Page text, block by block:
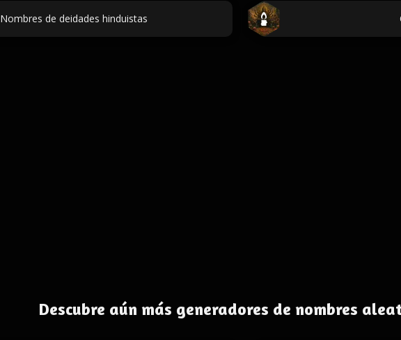
Nombres de deidades hinduistas
Descubre aún más generadores de nombres